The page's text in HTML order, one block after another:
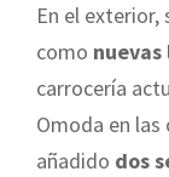
En el
como
carrocería
Omoda en
añadido dos